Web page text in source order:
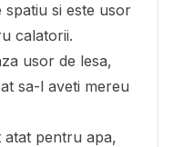
spatiu si este usor
calatorii.
usor de lesa,
sa-l aveti mereu
atat pentru apa,